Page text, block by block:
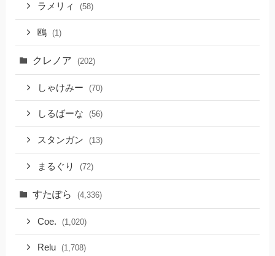
ラメリィ (58)
鴎 (1)
クレノア (202)
しゃけみー (70)
しるばーな (56)
スタンガン (13)
まるぐり (72)
すたぽら (4,336)
Coe. (1,020)
Relu (1,708)